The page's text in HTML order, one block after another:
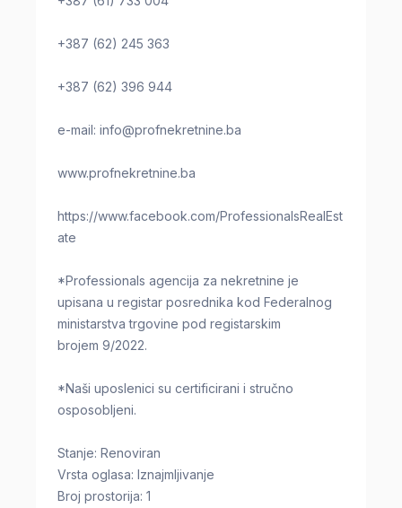
+387 (62) 245 363
+387 (62) 396 944
e-mail: info@profnekretnine.ba
www.profnekretnine.ba
https://www.facebook.com/ProfessionalsRealEst
ate
*Professionals agencija za nekretnine je
upisana u registar posrednika kod Federalnog
ministarstva trgovine pod registarskim
brojem 9/2022.
*Naši uposlenici su certificirani i stručno
osposobljeni.
Stanje: Renoviran
Vrsta oglasa: Iznajmljivanje
Broj prostorija: 1